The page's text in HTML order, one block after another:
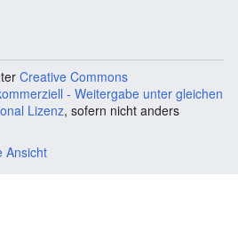
Creative Commons
- Weitergabe unter gleichen
Lizenz, sofern nicht anders
Ansicht